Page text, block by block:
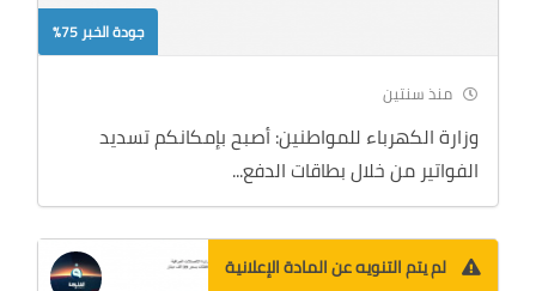
جودة الخبر 75%
منذ سنتين
وزارة الكهرباء للمواطنين: أصبح بإمكانكم تسديد
الفواتير من خلال بطاقات الدفع...
لم يتم التنويه عن المادة الإعلانية